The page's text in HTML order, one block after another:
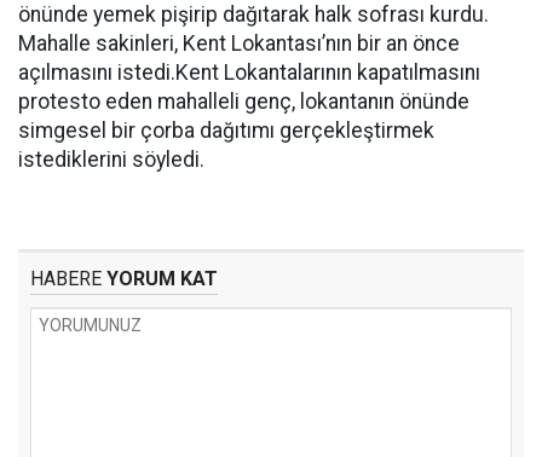
önünde yemek pişirip dağıtarak halk sofrası kurdu.
Mahalle sakinleri, Kent Lokantası’nın bir an önce
açılmasını istedi.Kent Lokantalarının kapatılmasını
protesto eden mahalleli genç, lokantanın önünde
simgesel bir çorba dağıtımı gerçekleştirmek
istediklerini söyledi.
HABERE YORUM KAT